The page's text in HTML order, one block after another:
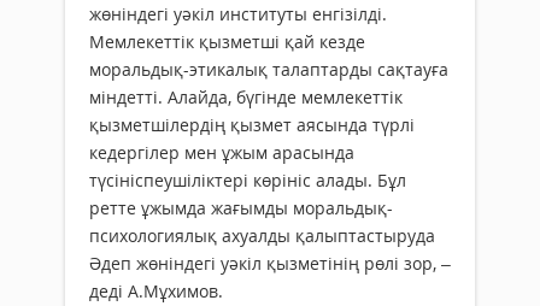
жөніндегі уәкіл институты енгізілді.
Мемлекеттік қызметші қай кезде
моральдық-этикалық талаптарды сақтауға
міндетті. Алайда, бүгінде мемлекеттік
қызметшілердің қызмет аясында түрлі
кедергілер мен ұжым арасында
түсініспеушіліктері көрініс алады. Бұл
ретте ұжымда жағымды моральдық-
психологиялық ахуалды қалыптастыруда
Әдеп жөніндегі уәкіл қызметінің рөлі зор, –
деді А.Мұхимов.